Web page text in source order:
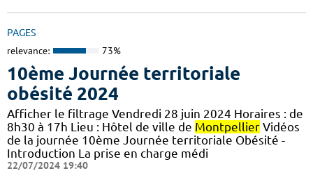
PAGES
relevance: 73%
10ème Journée territoriale
obésité 2024
Afficher le filtrage Vendredi 28 juin 2024 Horaires : de
8h30 à 17h Lieu : Hôtel de ville de Montpellier Vidéos
de la journée 10ème Journée territoriale Obésité -
Introduction La prise en charge médi
22/07/2024 19:40